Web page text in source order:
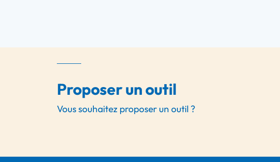
Proposer un outil
Vous souhaitez proposer un outil ?